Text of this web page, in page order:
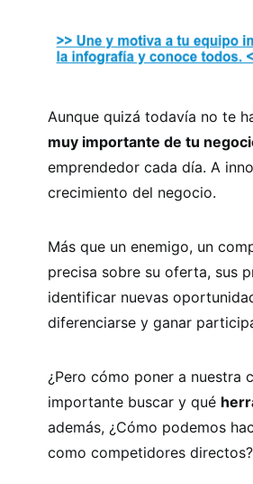
Aunque quizá todavía no te
muy importante de tu
emprendedor cada día. A
crecimiento del negocio.
Más que un enemigo, un
precisa sobre su oferta, sus
identificar nuevas
diferenciarse y ganar
¿Pero cómo poner a nuestra
importante buscar y qué
además, ¿Cómo podemos
como competidores